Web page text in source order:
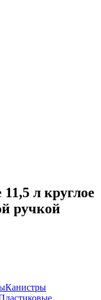
л круглое
ручкой
Канистры